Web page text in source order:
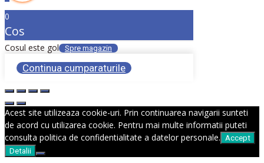
0
Cos
Cosul este gol Spre magazin
Continua cumparaturile
Acest site utilizeaza cookie-uri. Prin continuarea navigarii sunteti
de acord cu utilizarea cookie. Pentru mai multe informatii puteti
consulta politica de confidentialitate a datelor personale.
Accept
Detalii